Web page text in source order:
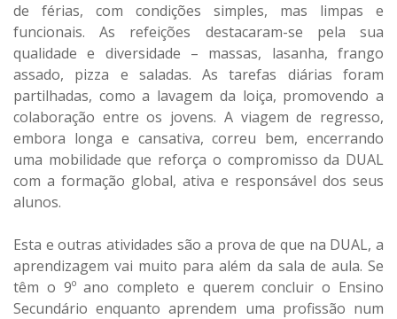
de férias, com condições simples, mas limpas e
funcionais. As refeições destacaram-se pela sua
qualidade e diversidade – massas, lasanha, frango
assado, pizza e saladas. As tarefas diárias foram
partilhadas, como a lavagem da loiça, promovendo a
colaboração entre os jovens. A viagem de regresso,
embora longa e cansativa, correu bem, encerrando
uma mobilidade que reforça o compromisso da DUAL
com a formação global, ativa e responsável dos seus
alunos.
Esta e outras atividades são a prova de que na DUAL, a
aprendizagem vai muito para além da sala de aula. Se
têm o 9º ano completo e querem concluir o Ensino
Secundário enquanto aprendem uma profissão num